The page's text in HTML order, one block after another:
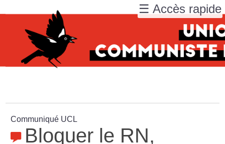
Communiqué UCL
Bloquer le RN,
☰ Accès rapide